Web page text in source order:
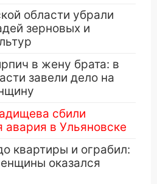
области убрали
зерновых и
в жену брата: в
завели дело на
сбили
авария в Ульяновске
квартиры и ограбил:
оказался